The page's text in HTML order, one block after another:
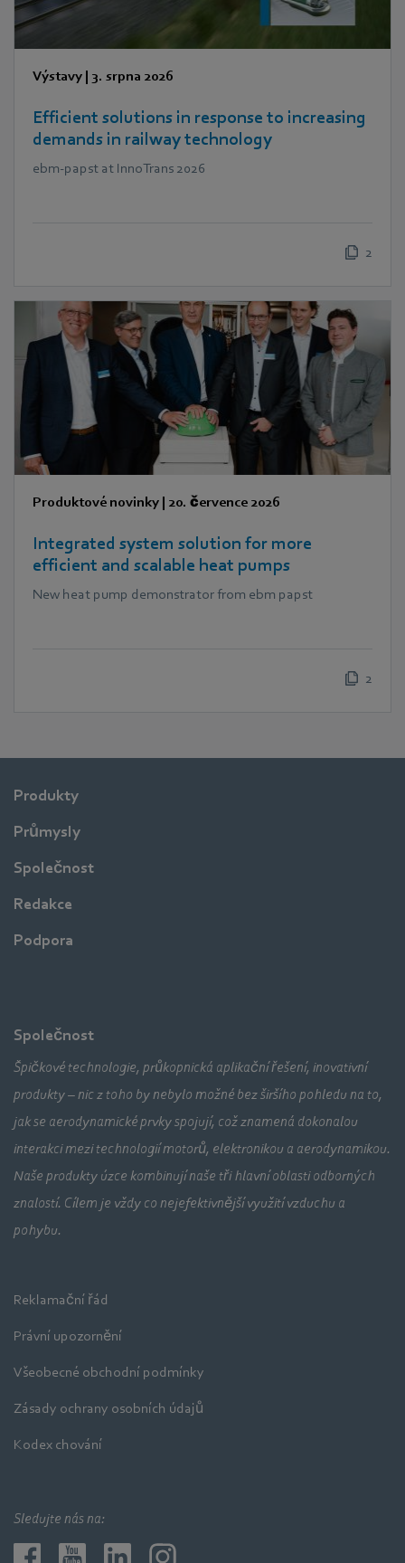
Výstavy | 3. srpna 2026
Efficient solutions in response to increasing
demands in railway technology
ebm‑papst at InnoTrans 2026
2
Produktové novinky | 20. července 2026
Integrated system solution for more
efficient and scalable heat pumps
New heat pump demonstrator from ebm papst
2
Produkty
Průmysly
Společnost
Redakce
Podpora
Společnost
Špičkové technologie, průkopnická aplikační řešení, inovativní
produkty – nic z toho by nebylo možné bez širšího pohledu na to,
jak se aerodynamické prvky spojují, což znamená dokonalou
interakci mezi technologií motorů, elektronikou a aerodynamikou.
Naše produkty úzce kombinují naše tři hlavní oblasti odborných
znalostí. Cílem je vždy co nejefektivnější využití vzduchu a
pohybu.
Reklamační řád
Právní upozornění
Všeobecné obchodní podmínky
Zásady ochrany osobních údajů
Kodex chování
Sledujte nás na: